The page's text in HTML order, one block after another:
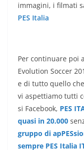
immagini, i filmati
PES Italia
Per continuare poi
Evolution Soccer
e di tutto quello
vi aspettiamo tutti
si Facebook, PES
quasi in 20.000
gruppo di
sempre PES Italia